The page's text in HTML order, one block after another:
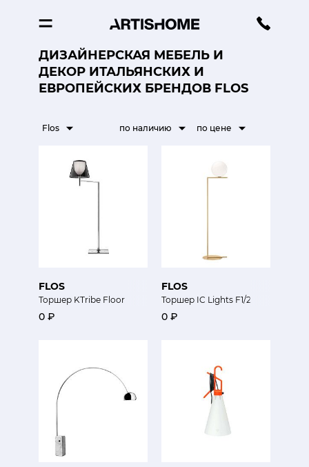
ДИЗАЙНЕРСКАЯ МЕБЕЛЬ И
ДЕКОР ИТАЛЬЯНСКИХ И
ЕВРОПЕЙСКИХ БРЕНДОВ FLOS
Flos по наличию по цене
FLOS
Торшер KTribe Floor
0 ₽
FLOS
Торшер IC Lights F1/2
0 ₽